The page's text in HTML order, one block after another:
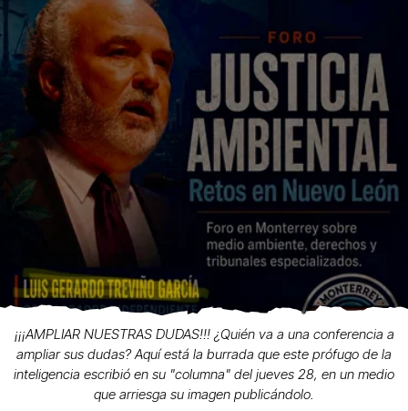
¡¡¡AMPLIAR NUESTRAS DUDAS!!! ¿Quién va a una conferencia a
ampliar sus dudas? Aquí está la burrada que este prófugo de la
inteligencia escribió en su "columna" del jueves 28, en un medio
que arriesga su imagen publicándolo.